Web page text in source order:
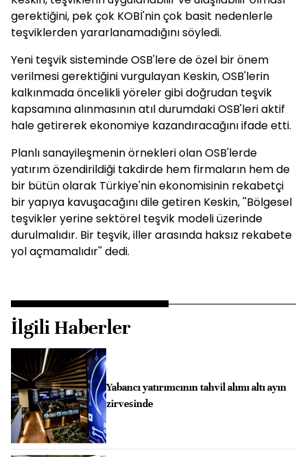
gerektiğini, pek çok KOBİ'nin çok basit nedenlerle
teşviklerden yararlanamadığını söyledi.
Yeni teşvik sisteminde OSB'lere de özel bir önem
verilmesi gerektiğini vurgulayan Keskin, OSB'lerin
kalkınmada öncelikli yöreler gibi doğrudan teşvik
kapsamına alınmasının atıl durumdaki OSB'leri aktif
hale getirerek ekonomiye kazandıracağını ifade etti.
Planlı sanayileşmenin örnekleri olan OSB'lerde
yatırım özendirildiği takdirde hem firmaların hem de
bir bütün olarak Türkiye'nin ekonomisinin rekabetçi
bir yapıya kavuşacağını dile getiren Keskin, ''Bölgesel
teşvikler yerine sektörel teşvik modeli üzerinde
durulmalıdır. Bir teşvik, iller arasında haksız rekabete
yol açmamalıdır'' dedi.
İlgili Haberler
Yabancı yatırımcının tahvil alımı altı ayın
zirvesinde